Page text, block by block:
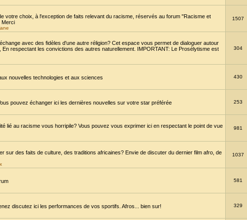
votre choix, à l'exception de faits relevant du racisme, réservés au forum "Racisme et
Merci
1507
avec des fidèles d'une autre réligion? Cet espace vous permet de dialoguer autour
respectant les convictions des autres naturellement. IMPORTANT: Le Prosélytisme est
304
nouvelles technologies et aux sciences 430
pouvez échanger ici les dernières nouvelles sur votre star préférée 253
lié au racisme vous horripile? Vous pouvez vous exprimer ici en respectant le point de vue
981
sur des faits de culture, des traditions africaines? Envie de discuter du dernier film afro, de
1037
581
discutez ici les performances de vos sportifs. Afros... bien sur! 329